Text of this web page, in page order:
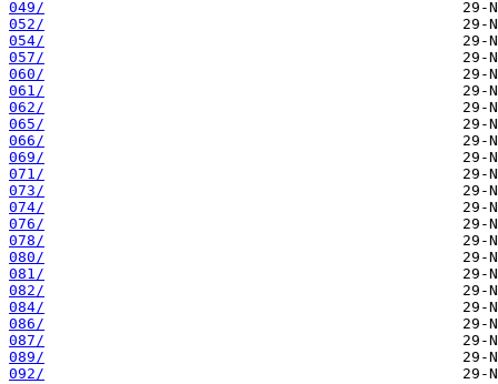
049/
052/
054/
057/
060/
061/
062/
065/
066/
069/
071/
073/
074/
076/
078/
080/
081/
082/
084/
086/
087/
089/
092/